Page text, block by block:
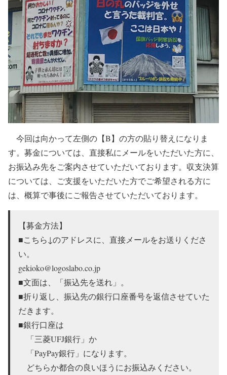
今回は向かって左側の【B】の方の貼り替えになりま
す。募金については、直接私にメールをいただいた方に、
お振込み先をご案内させていただいております。収支決算
については、ご支援をいただいた方でご希望される方に
は、概算で事後にご報告させていただいております。
【募金方法】
■こちら↓のアドレスに、直接メールをお送りくださ
い。
gekioko@logoslabo.co.jp
■文面は、「振込先を送れ」。
■折り返し、振込先の銀行口座番号を返信させていた
だきます。
■銀行口座は
「三菱UFJ銀行」か
「PayPay銀行」になります。
どちらか都合の良いほうにお振込みください。